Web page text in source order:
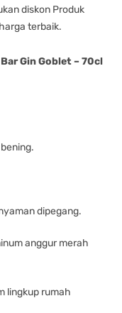
diskon Produk
terbaik.
Gin Goblet – 70cl
dipegang.
anggur merah
lingkup rumah